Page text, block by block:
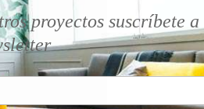
proyectos suscríbete a